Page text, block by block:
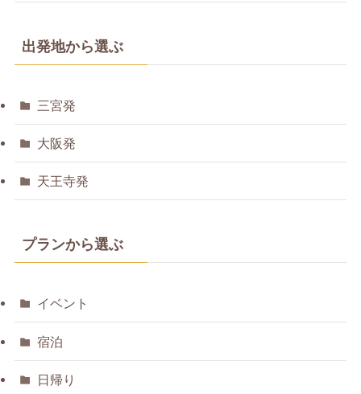
出発地から選ぶ
三宮発
大阪発
天王寺発
プランから選ぶ
イベント
宿泊
日帰り